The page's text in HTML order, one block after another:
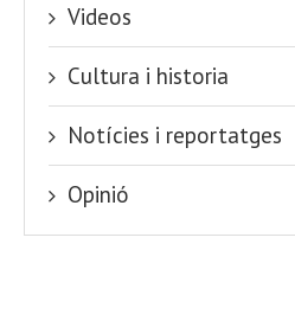
Videos
Cultura i historia
Notícies i reportatges
Opinió